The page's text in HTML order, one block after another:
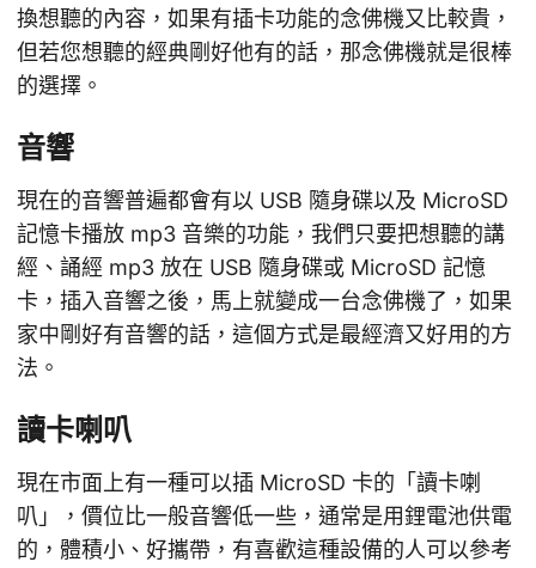
換想聽的內容，如果有插卡功能的念佛機又比較貴，
但若您想聽的經典剛好他有的話，那念佛機就是很棒
的選擇。
音響
現在的音響普遍都會有以 USB 隨身碟以及 MicroSD
記憶卡播放 mp3 音樂的功能，我們只要把想聽的講
經、誦經 mp3 放在 USB 隨身碟或 MicroSD 記憶
卡，插入音響之後，馬上就變成一台念佛機了，如果
家中剛好有音響的話，這個方式是最經濟又好用的方
法。
讀卡喇叭
現在市面上有一種可以插 MicroSD 卡的「讀卡喇
叭」，價位比一般音響低一些，通常是用鋰電池供電
的，體積小、好攜帶，有喜歡這種設備的人可以參考